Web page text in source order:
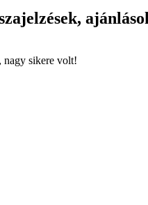
nagy sikere volt!